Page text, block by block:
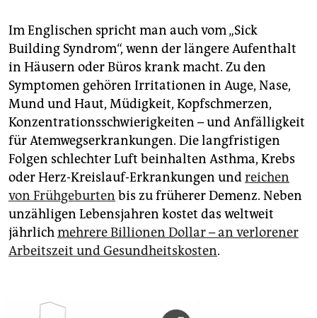
Im Englischen spricht man auch vom „Sick
Building Syndrom“, wenn der längere Aufenthalt
in Häusern oder Büros krank macht. Zu den
Symptomen gehören Irritationen in Auge, Nase,
Mund und Haut, Müdigkeit, Kopfschmerzen,
Konzentrationsschwierigkeiten – und Anfälligkeit
für Atemwegserkrankungen. Die langfristigen
Folgen schlechter Luft beinhalten Asthma, Krebs
oder Herz-Kreislauf-Erkrankungen undreichen
von Frühgeburten bis zu früherer Demenz. Neben
unzähligen Lebensjahren kostet das weltweit
jährlichmehrere Billionen Dollar – an verlorener
Arbeitszeit und Gesundheitskosten.